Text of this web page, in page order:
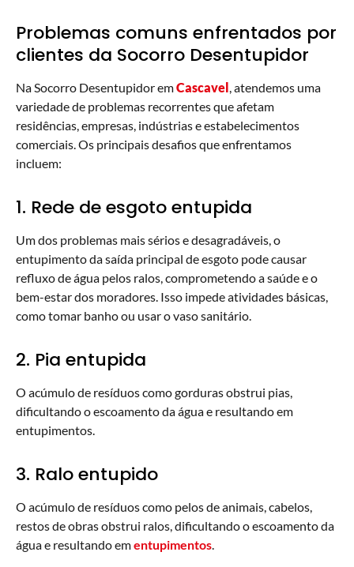
Problemas comuns enfrentados por
clientes da Socorro Desentupidor
Na Socorro Desentupidor emCascavel , atendemos uma
variedade de problemas recorrentes que afetam
residências, empresas, indústrias e estabelecimentos
comerciais. Os principais desafios que enfrentamos
incluem:
1. Rede de esgoto entupida
Um dos problemas mais sérios e desagradáveis, o
entupimento da saída principal de esgoto pode causar
refluxo de água pelos ralos, comprometendo a saúde e o
bem-estar dos moradores. Isso impede atividades básicas,
como tomar banho ou usar o vaso sanitário.
2. Pia entupida
O acúmulo de resíduos como gorduras obstrui pias,
dificultando o escoamento da água e resultando em
entupimentos.
3. Ralo entupido
O acúmulo de resíduos como pelos de animais, cabelos,
restos de obras obstrui ralos, dificultando o escoamento da
água e resultando ementupimentos